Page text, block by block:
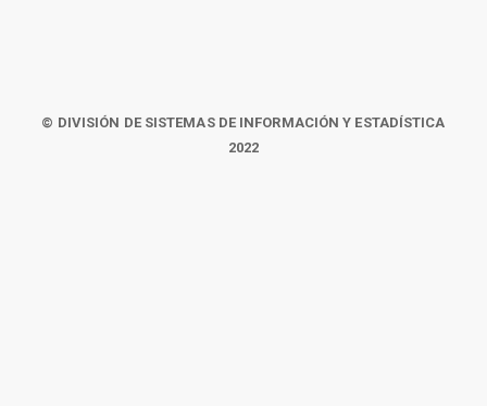
© DIVISIÓN DE SISTEMAS DE INFORMACIÓN Y ESTADÍSTICA
2022